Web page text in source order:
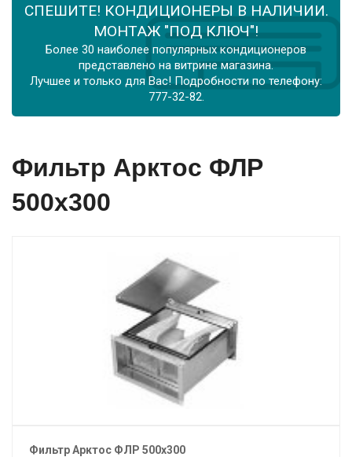
СПЕШИТЕ! КОНДИЦИОНЕРЫ В НАЛИЧИИ.
МОНТАЖ "ПОД КЛЮЧ"!
Более 30 наиболее популярных кондиционеров
представлено на витрине магазина.
Лучшее и только для Вас! Подробности по телефону:
777-32-82.
Фильтр Арктос ФЛР
500х300
ФильтрАрктосФЛР 500х300